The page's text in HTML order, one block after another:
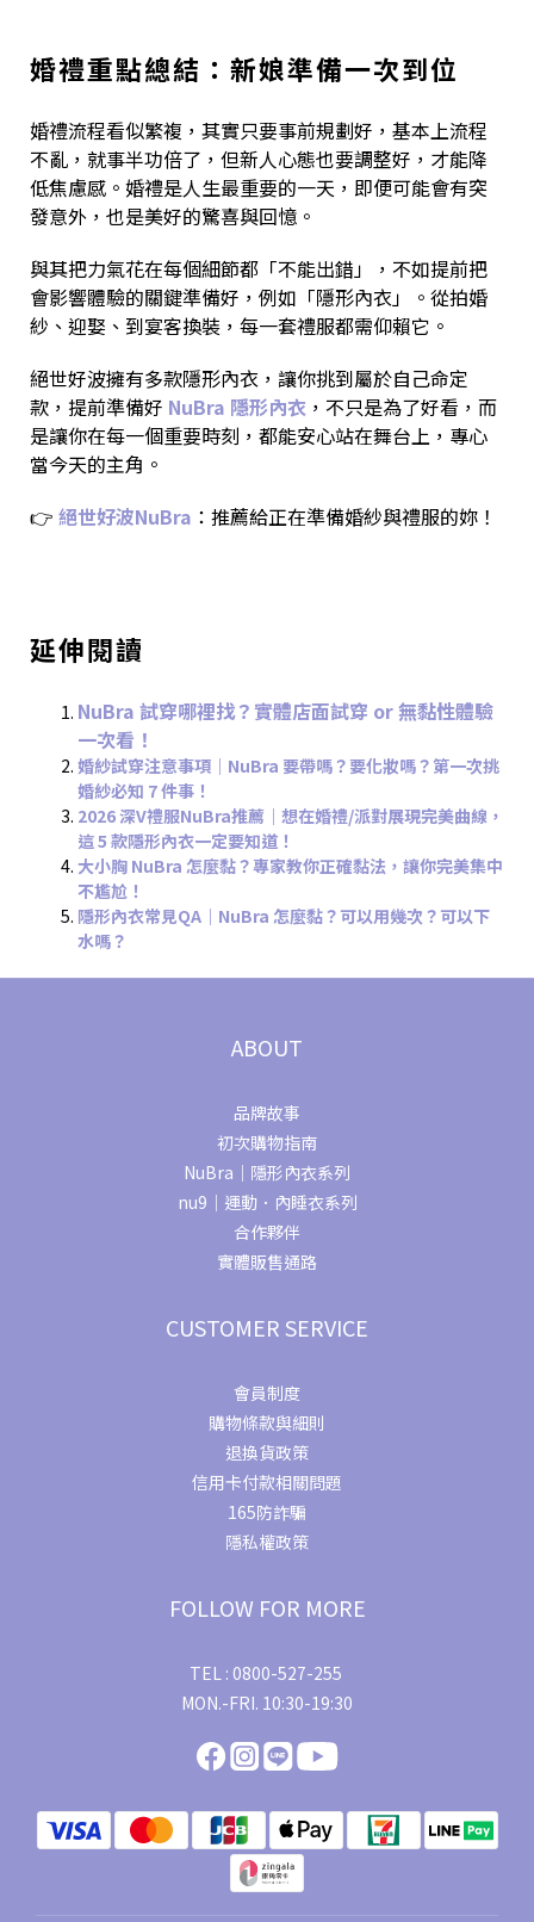
婚禮重點總結：新娘準備一次到位
婚禮流程看似繁複，其實只要事前規劃好，基本上流程
不亂，就事半功倍了，但新人心態也要調整好，才能降
低焦慮感。婚禮是人生最重要的一天，即便可能會有突
發意外，也是美好的驚喜與回憶。
與其把力氣花在每個細節都「不能出錯」，不如提前把
會影響體驗的關鍵準備好，例如「隱形內衣」。從拍婚
紗、迎娶、到宴客換裝，每一套禮服都需仰賴它。
絕世好波擁有多款隱形內衣，讓你挑到屬於自己命定
款，提前準備好 NuBra 隱形內衣 ，不只是為了好看，而
是讓你在每一個重要時刻，都能安心站在舞台上，專心
當今天的主角。
👉 絕世好波NuBra ：推薦給正在準備婚紗與禮服的妳！
延伸閱讀
NuBra 試穿哪裡找？實體店面試穿 or 無黏性體驗
一次看！
婚紗試穿注意事項｜NuBra 要帶嗎？要化妝嗎？第一次挑
婚紗必知 7 件事！
2026 深V禮服NuBra推薦｜想在婚禮/派對展現完美曲線，
這 5 款隱形內衣一定要知道！
大小胸 NuBra 怎麼黏？專家教你正確黏法，讓你完美集中
不尷尬！
隱形內衣常見QA｜NuBra 怎麼黏？可以用幾次？可以下
水嗎？
ABOUT
品牌故事
初次購物指南
NuBra｜隱形內衣系列
nu9｜運動．內睡衣系列
合作夥伴
實體販售通路
CUSTOMER SERVICE
會員制度
購物條款與細則
退換貨政策
信用卡付款相關問題
165防詐騙
隱私權政策
FOLLOW FOR MORE
TEL : 0800-527-255
MON.-FRI. 10:30-19:30